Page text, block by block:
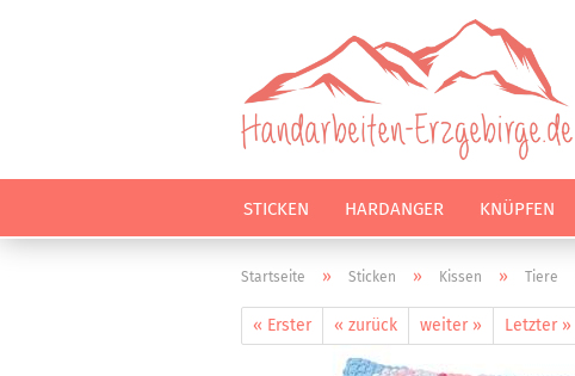
STICKEN HARDANGER KNÜPFEN
Startseite » Sticken » Kissen » Tiere
« Erster « zurück weiter » Letzter »